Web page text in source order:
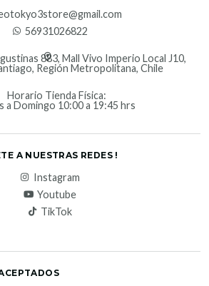
56931026822
883, Mall Vivo Imperio Local J10,
Región Metropolitana, Chile
Horario Tienda Física:
a Domingo 10:00 a 19:45 hrs
A NUESTRAS REDES !
Instagram
Youtube
TikTok